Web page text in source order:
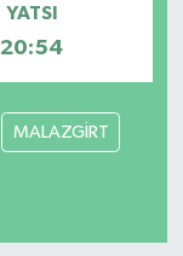
YATSI
20:54
MALAZGİRT